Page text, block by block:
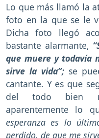
Lo que más llamó la
foto en la que se le
Dicha foto llegó
bastante alarmante,
que muere y todavía
sirve la vida”; se
cantante. Y es que
del todo bien
aparentemente lo
esperanza es lo
perdido, de que me